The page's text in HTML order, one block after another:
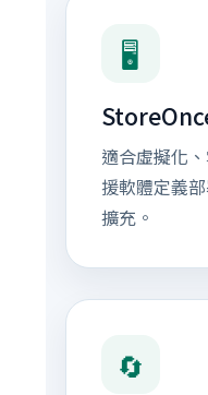
🖥️
適合虛擬化
援軟體定義
擴充。
🔄